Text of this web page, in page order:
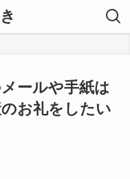
ールや手紙は
お礼をしたい